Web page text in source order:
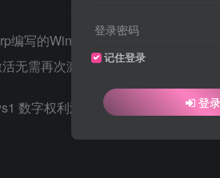
写的Windows 10数字权利激活工
无需再次激活操作。
登录密码
记住登录
登录